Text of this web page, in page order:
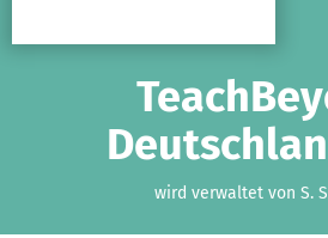
wird verwaltet von S.